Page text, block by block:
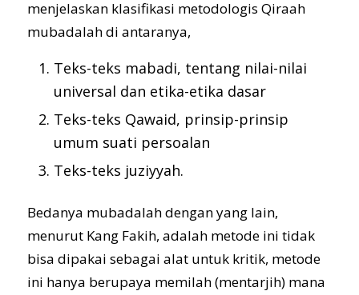
GALERI
KONTAK
menjelaskan klasifikasi metodologis Qiraah
mubadalah di antaranya,
Teks-teks mabadi, tentang nilai-nilai
universal dan etika-etika dasar
Teks-teks Qawaid, prinsip-prinsip
umum suati persoalan
Teks-teks juziyyah.
Bedanya mubadalah dengan yang lain,
menurut Kang Fakih, adalah metode ini tidak
bisa dipakai sebagai alat untuk kritik, metode
ini hanya berupaya memilah (mentarjih) mana